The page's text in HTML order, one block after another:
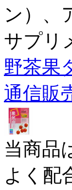
ン）、
サプリ
野茶果
通信販
当商品
よく配